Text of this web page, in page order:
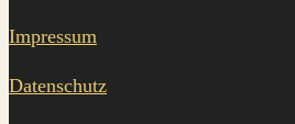
Impressum
Datenschutz